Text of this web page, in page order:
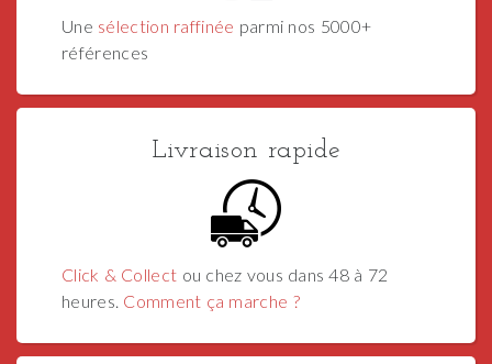
Une sélection raffinée parmi nos 5000+
références
Livraison rapide
Click & Collect ou chez vous dans 48 à 72
heures. Comment ça marche ?